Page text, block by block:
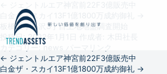
白金ザ・スカイ13F1億1800万成約御礼
板橋区小豆沢3丁目土地地盤調査開始
投稿日: 2022年1月1日
カテゴリー:news
← ジェントルエア神宮前22F3億販売中
白金ザ・スカイ13F1億1800万成約御礼 →